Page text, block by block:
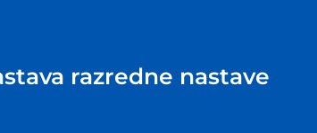
razredne nastave